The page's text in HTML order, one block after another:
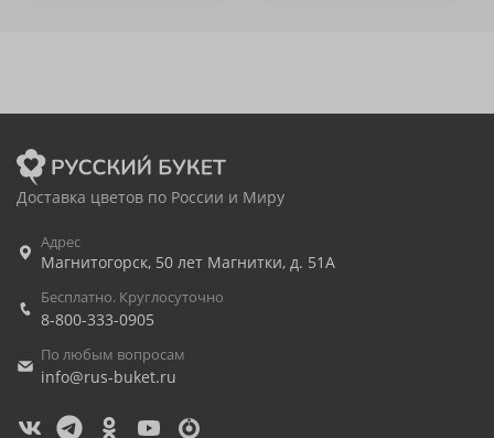
Доставка цветов по России и Миру
Адрес
Магнитогорск, 50 лет Магнитки, д. 51А
Бесплатно. Круглосуточно
8-800-333-0905
По любым вопросам
info@rus-buket.ru